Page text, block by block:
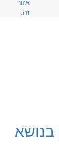
אזור
זה.
בנושא